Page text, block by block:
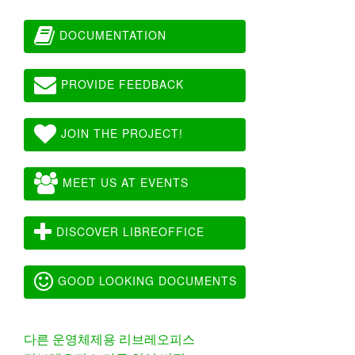
DOCUMENTATION
PROVIDE FEEDBACK
JOIN THE PROJECT!
MEET US AT EVENTS
DISCOVER LIBREOFFICE
GOOD LOOKING DOCUMENTS
다른 운영체제용 리브레오피스